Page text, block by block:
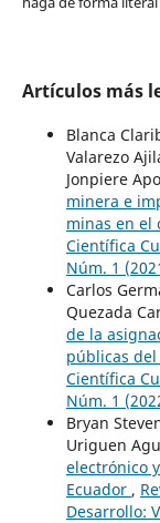
Artículos más
Blanca
Valarezo
Jonpiere
minera e
minas en el
Científica
Núm. 1
Carlos
Quezada
de la
públicas del
Científica
Núm. 1
Bryan
Uriguen
electrónico
Ecuador ,
Desarrollo: